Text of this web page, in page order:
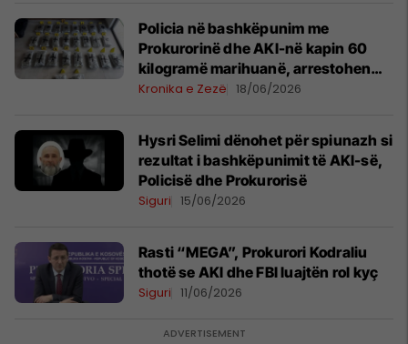
Policia në bashkëpunim me
Prokurorinë dhe AKI-në kapin 60
kilogramë marihuanë, arrestohen
edhe shtetas të huaj
Kronika e Zezë 18/06/2026
Hysri Selimi dënohet për spiunazh si
rezultat i bashkëpunimit të AKI-së,
Policisë dhe Prokurorisë
Siguri 15/06/2026
Rasti “MEGA”, Prokurori Kodraliu
thotë se AKI dhe FBI luajtën rol kyç
Siguri 11/06/2026